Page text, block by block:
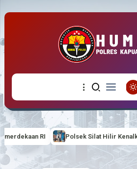
Silat Hilir Kenalkan Tertib Berlalu Lintas